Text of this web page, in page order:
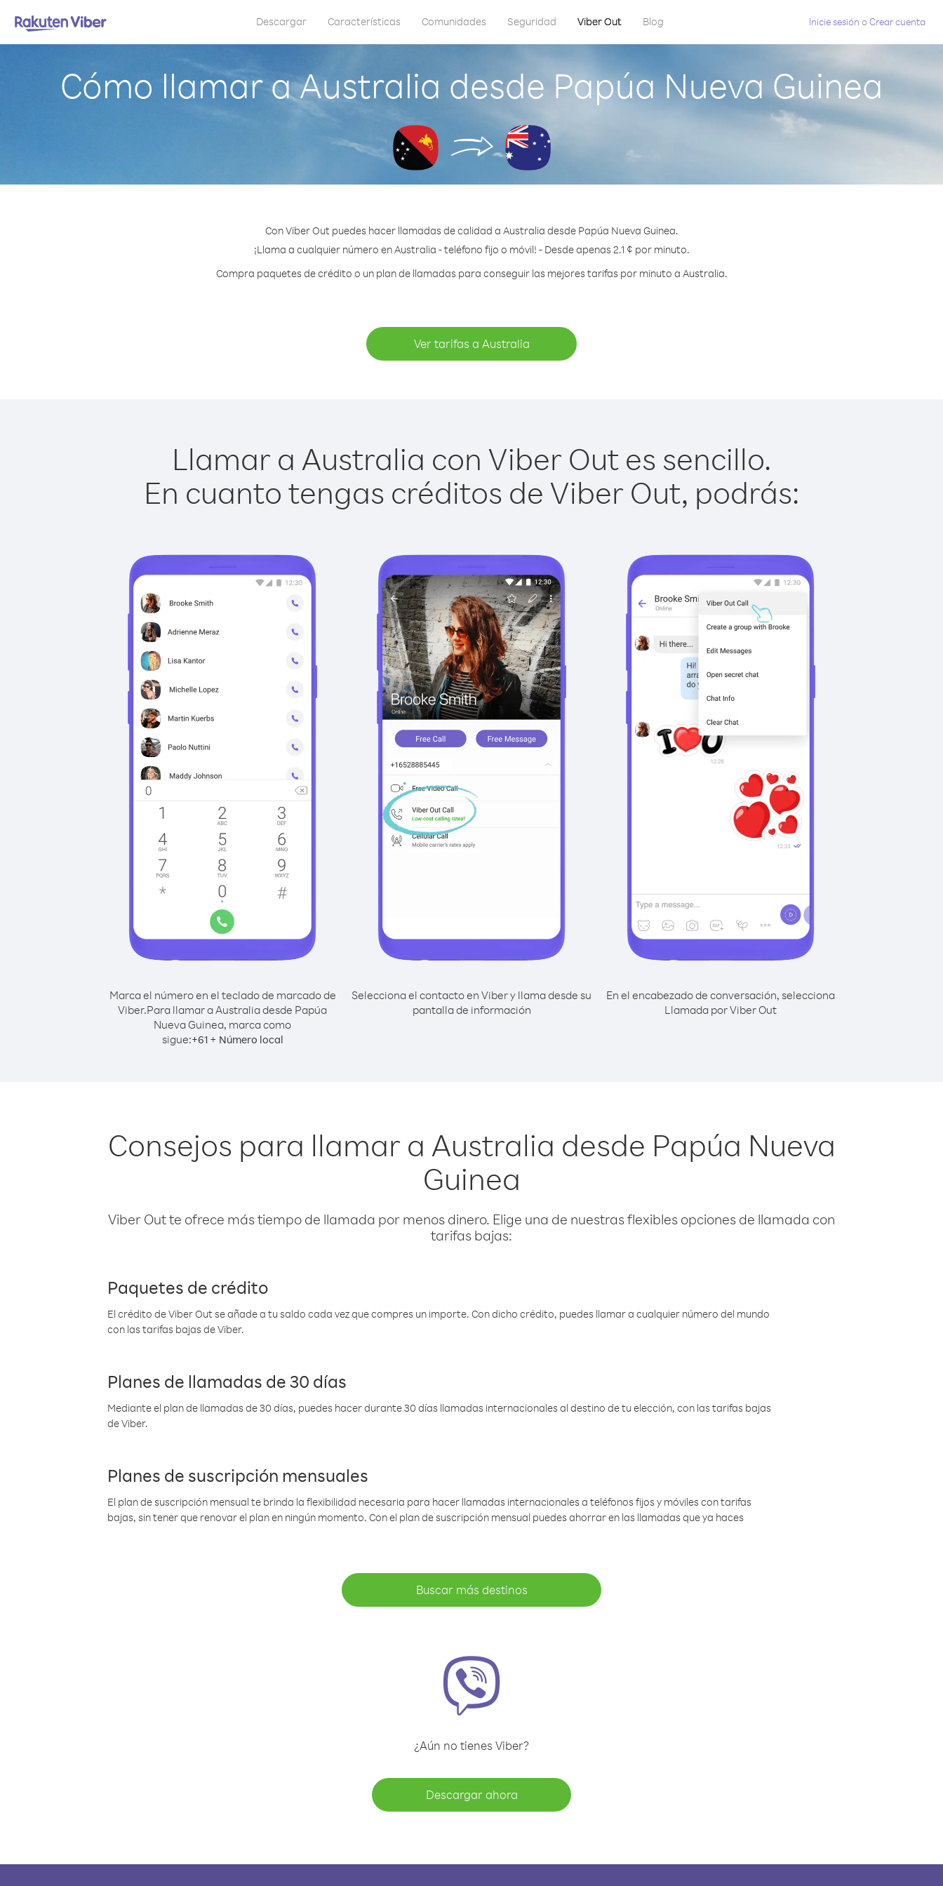
Descargar Características Comunidades Seguridad Viber Out Blog Inicie sesión oCrear cuenta
Cómo llamar a Australia desde Papúa Nueva Guinea
Con Viber Out puedes hacer llamadas de calidad a Australia desde Papúa Nueva Guinea.
¡Llama a cualquier número en Australia - teléfono fijo o móvil! - Desde apenas 2.1 ¢ por minuto.
Compra paquetes de crédito o un plan de llamadas para conseguir las mejores tarifas por minuto a Australia.
Ver tarifas a Australia
Llamar a Australia con Viber Out es sencillo.
En cuanto tengas créditos de Viber Out, podrás:
Marca el número en el teclado de marcado de
Viber.Para llamar a Australia desde Papúa
Nueva Guinea, marca como
sigue:+61+ Número local
Selecciona el contacto en Viber y llama desde su
pantalla de información
En el encabezado de conversación, selecciona
Llamada por Viber Out
Consejos para llamar a Australia desde Papúa Nueva
Guinea
Viber Out te ofrece más tiempo de llamada por menos dinero. Elige una de nuestras flexibles opciones de llamada con
tarifas bajas:
Paquetes de crédito
El crédito de Viber Out se añade a tu saldo cada vez que compres un importe. Con dicho crédito, puedes llamar a cualquier número del mundo
con las tarifas bajas de Viber.
Planes de llamadas de 30 días
Mediante el plan de llamadas de 30 días, puedes hacer durante 30 días llamadas internacionales al destino de tu elección, con las tarifas bajas
de Viber.
Planes de suscripción mensuales
El plan de suscripción mensual te brinda la flexibilidad necesaria para hacer llamadas internacionales a teléfonos fijos y móviles con tarifas
bajas, sin tener que renovar el plan en ningún momento. Con el plan de suscripción mensual puedes ahorrar en las llamadas que ya haces
Buscar más destinos
¿Aún no tienes Viber?
Descargar ahora